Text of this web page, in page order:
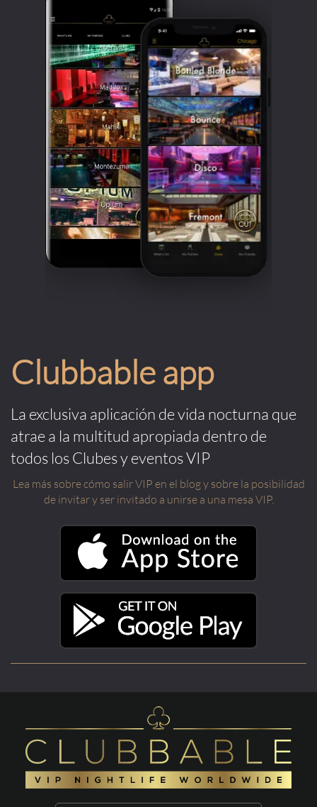
Clubbable app
La exclusiva aplicación de vida nocturna que
atrae a la multitud apropiada dentro de
todos los Clubes y eventos VIP
Lea más sobre cómo salir VIP en el blog y sobre la posibilidad
de invitar y ser invitado a unirse a una mesa VIP.